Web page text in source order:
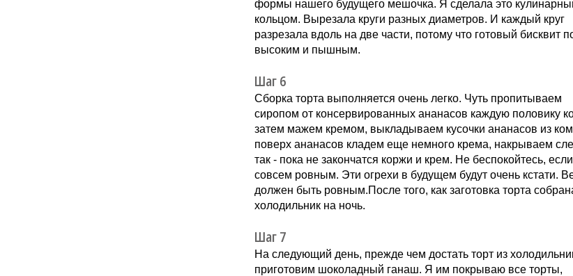
формы нашего будущего мешочка. Я сделала это
кольцом. Вырезала круги разных диаметров. И каждый круг
разрезала вдоль на две части, потому что готовый бисквит
высоким и пышным.
Шаг 6
Сборка торта выполняется очень легко. Чуть пропитываем
сиропом от консервированных ананасов каждую половику
затем мажем кремом, выкладываем кусочки ананасов из
поверх ананасов кладем еще немного крема, накрываем
так - пока не закончатся коржи и крем. Не беспокойтесь,
совсем ровным. Эти огрехи в будущем будут очень кстати.
должен быть ровным.После того, как заготовка торта
холодильник на ночь.
Шаг 7
На следующий день, прежде чем достать торт из
приготовим шоколадный ганаш. Я им покрываю все торты,